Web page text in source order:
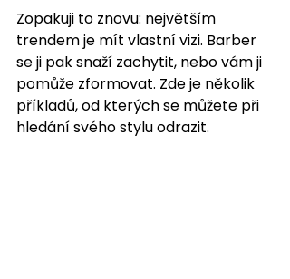
Zopakuji to znovu: největším
trendem je mít vlastní vizi. Barber
se ji pak snaží zachytit, nebo vám ji
pomůže zformovat. Zde je několik
příkladů, od kterých se můžete při
hledání svého stylu odrazit.